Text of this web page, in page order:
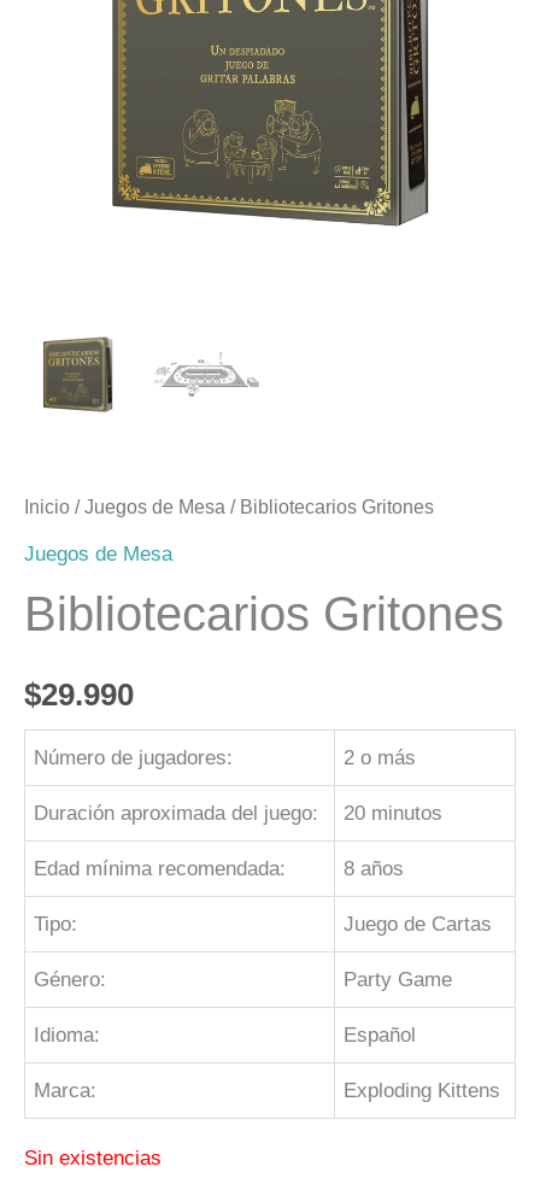
Inicio /Juegos de Mesa / Bibliotecarios Gritones
Juegos de Mesa
Bibliotecarios Gritones
$29.990
Número de jugadores: 2 o más
Duración aproximada del juego: 20 minutos
Edad mínima recomendada: 8 años
Tipo: Juego de Cartas
Género: Party Game
Idioma: Español
Marca: Exploding Kittens
Sin existencias